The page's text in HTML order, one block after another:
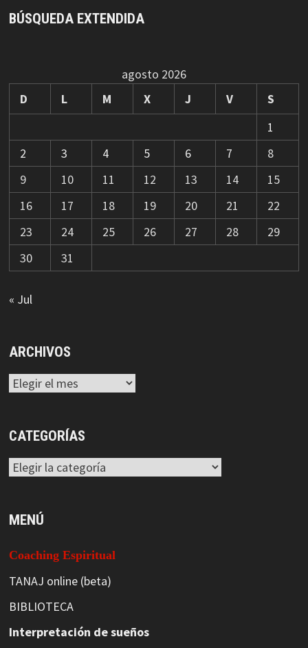
BÚSQUEDA EXTENDIDA
agosto 2026
D
L M X J V
S
1
2
3 4 5 6 7
8
9
10 11 12 13 14
15
16
17 18 19 20 21
22
23
24 25 26 27 28
29
30
31
« Jul
ARCHIVOS
Archivos
CATEGORÍAS
Categorías
MENÚ
Coaching Espiritual
TANAJ online (beta)
BIBLIOTECA
Interpretación de sueños